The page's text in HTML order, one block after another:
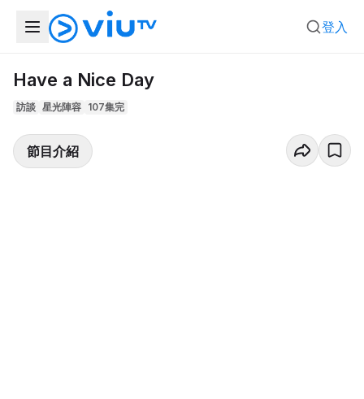
登入
Have a Nice Day
訪談 星光陣容 107集完
節目介紹